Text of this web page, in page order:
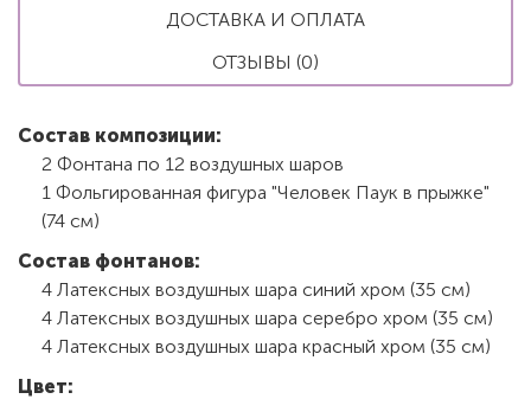
ДОСТАВКА И ОПЛАТА
ОТЗЫВЫ (0)
Состав композиции:
2 Фонтана по 12 воздушных шаров
1 Фольгированная фигура "Человек Паук в прыжке"
(74 см)
Состав фонтанов:
4 Латексных воздушных шара синий хром (35 см)
4 Латексных воздушных шара серебро хром (35 см)
4 Латексных воздушных шара красный хром (35 см)
Цвет: